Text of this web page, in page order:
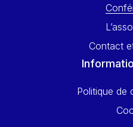
Contact
Politique de